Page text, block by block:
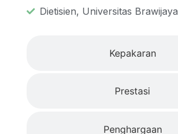
Kepakaran
Prestasi
Penghargaan
Dietisien, Universitas Brawijaya